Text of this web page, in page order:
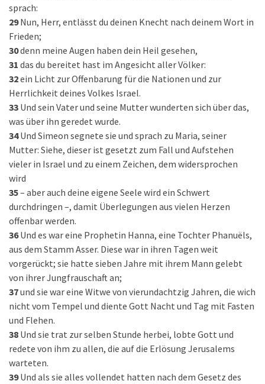
sprach:
29 Nun, Herr, entlässt du deinen Knecht nach deinem Wort in
Frieden;
30denn meine Augen haben dein Heil gesehen,
31 das du bereitet hast im Angesicht aller Völker:
32ein Licht zur Offenbarung für die Nationen und zur
Herrlichkeit deines Volkes Israel.
33 Und sein Vater und seine Mutter wunderten sich über das,
was über ihn geredet wurde.
34 Und Simeon segnete sie und sprach zu Maria, seiner
Mutter: Siehe, dieser ist gesetzt zum Fall und Aufstehen
vieler in Israel und zu einem Zeichen, dem widersprochen
wird
35– aber auch deine eigene Seele wird ein Schwert
durchdringen –, damit Überlegungen aus vielen Herzen
offenbar werden.
36 Und es war eine Prophetin Hanna, eine Tochter Phanuëls,
aus dem Stamm Asser. Diese war in ihren Tagen weit
vorgerückt; sie hatte sieben Jahre mit ihrem Mann gelebt
von ihrer Jungfrauschaft an;
37und sie war eine Witwe von vierundachtzig Jahren, die wich
nicht vom Tempel und diente Gott Nacht und Tag mit Fasten
und Flehen.
38 Und sie trat zur selben Stunde herbei, lobte Gott und
redete von ihm zu allen, die auf die Erlösung Jerusalems
warteten.
39 Und als sie alles vollendet hatten nach dem Gesetz des